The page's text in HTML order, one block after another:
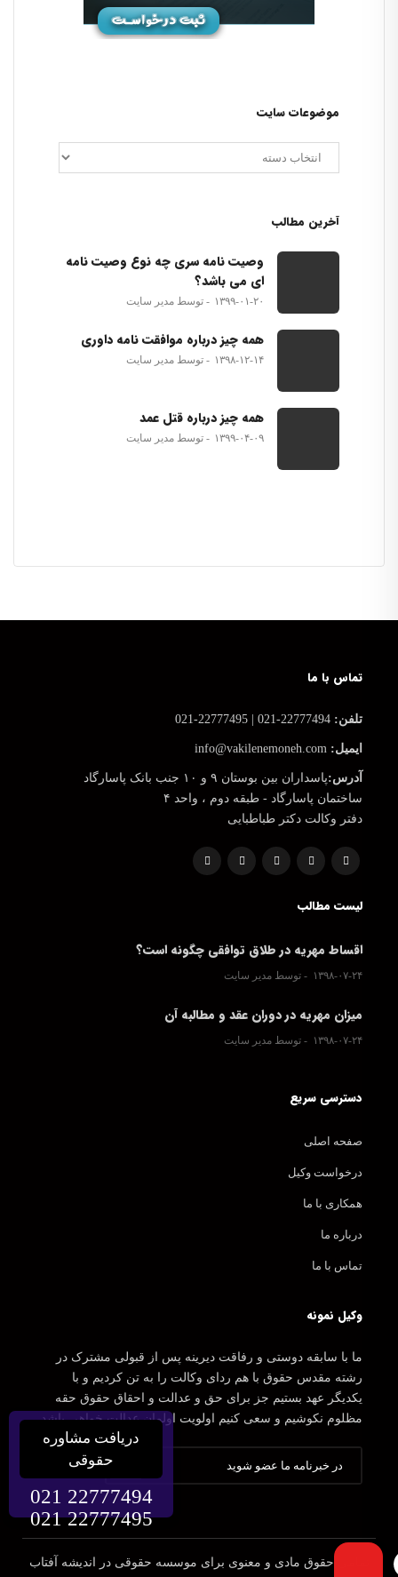
موضوعات سایت
آخرین مطالب
وصیت نامه سری چه نوع وصیت نامه
ای می باشد؟
۱۳۹۹-۰۱-۲۰ توسط مدیر سایت
همه چیز درباره موافقت نامه داوری
۱۳۹۸-۱۲-۱۴ توسط مدیر سایت
همه چیز درباره قتل عمد
۱۳۹۹-۰۴-۰۹ توسط مدیر سایت
تماس با ما
تلفن:
ایمیل:
آدرس:پاسداران بین بوستان ۹ و ۱۰ جنب بانک پاسارگاد
ساختمان پاسارگاد - طبقه دوم ، واحد ۴
دفتر وکالت دکتر طباطبایی
لیست مطالب
اقساط مهریه در طلاق توافقی چگونه است؟
۱۳۹۸-۰۷-۲۴ توسط مدیر سایت
میزان مهریه در دوران عقد و مطالبه آن
۱۳۹۸-۰۷-۲۴ توسط مدیر سایت
دسترسی سریع
صفحه اصلی
درخواست وکیل
همکاری با ما
درباره ما
تماس با ما
وکیل نمونه
ما با سابقه دوستی و رفاقت دیرینه پس از قبولی مشترک در
رشته مقدس حقوق با هم ردای وکالت را به تن کردیم و با
یکدیگر عهد بستیم جز برای حق و عدالت و احقاق حقوق حقه
مظلوم نکوشیم و سعی کنیم اولویت اولمان عدالت خواهی باشد.
تمامی حقوق مادی و معنوی برای موسسه حقوقی در اندیشه آفتاب
دریافت مشاوره
حقوقی
021 22777494
021 22777495